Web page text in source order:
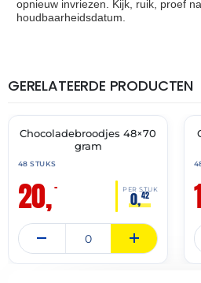
opnieuw invriezen. Kijk, ruik, proef
houdbaarheidsdatum.
GERELATEERDE PRODUCTEN
🔥 OP=OP
THT:
31-
Chocoladebroodjes 48×70
gram
48 STUKS
20,– PER STUK
0,42